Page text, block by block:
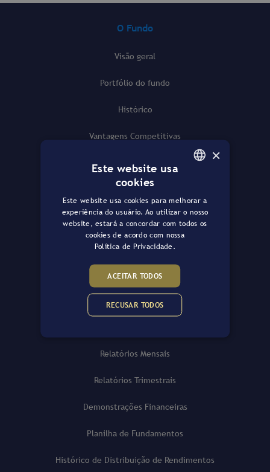
O Fundo
Visão geral
Portfólio do fundo
Histórico
Vantagens Competitivas
Governança
Comunicados e Fatos Relevantes
Regulamento do Fundo
Políticas da Gazit Asset
Emissões de Cotas
Relatórios Mensais
Relatórios Trimestrais
Demonstrações Financeiras
Planilha de Fundamentos
Histórico de Distribuição de Rendimentos
×
Este website usa
cookies
Este website usa cookies para melhorar a
experiência do usuário. Ao utilizar o nosso
website, estará a concordar com todos os
cookies de acordo com nossa
Política de Privacidade.
ACEITAR TODOS
RECUSAR TODOS